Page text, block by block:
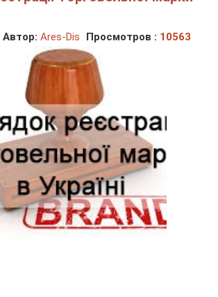
Автор: Ares-Dis Просмотров : 10563